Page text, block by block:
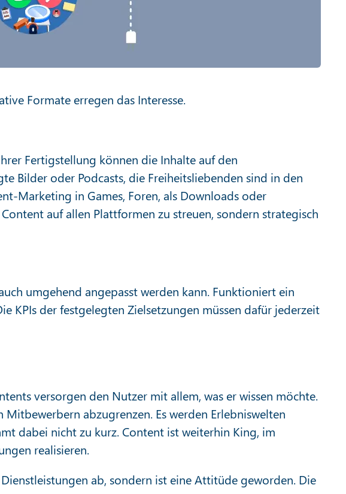
Formate erregen das Interesse.
Fertigstellung können die Inhalte auf den
Bilder oder Podcasts, die Freiheitsliebenden sind in den
Marketing in Games, Foren, als Downloads oder
auf allen Plattformen zu streuen, sondern strategisch
umgehend angepasst werden kann. Funktioniert ein
KPIs der festgelegten Zielsetzungen müssen dafür jederzeit
versorgen den Nutzer mit allem, was er wissen möchte.
abzugrenzen. Es werden Erlebniswelten
dabei nicht zu kurz. Content ist weiterhin King, im
realisieren.
ab, sondern ist eine Attitüde geworden. Die